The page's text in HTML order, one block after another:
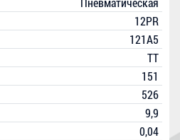
12PR
121A5
TT
151
526
9,9
0,04